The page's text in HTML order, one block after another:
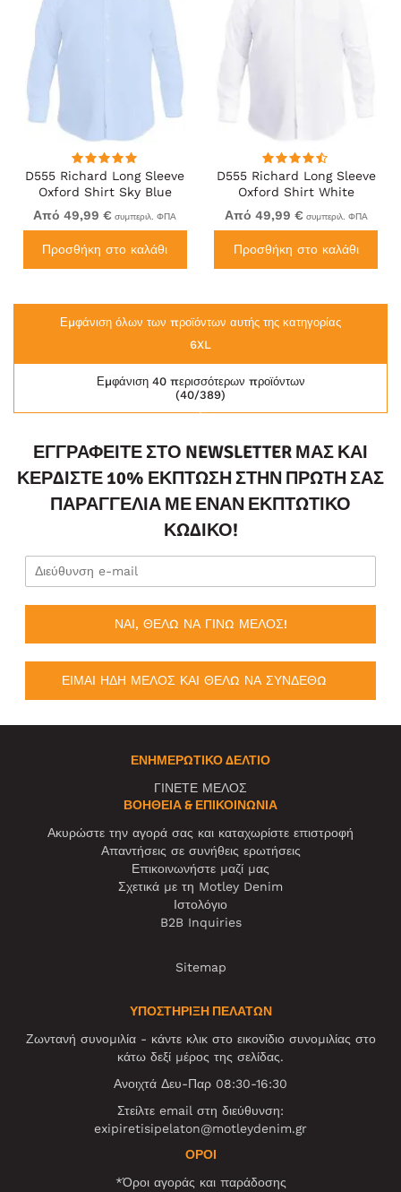
D555 Richard Long Sleeve
Oxford Shirt Sky Blue
Από 49,99 € συμπεριλ. ΦΠΑ
Προσθήκη στο καλάθι
D555 Richard Long Sleeve
Oxford Shirt White
Από 49,99 € συμπεριλ. ΦΠΑ
Προσθήκη στο καλάθι
Εμφάνιση όλων των προϊόντων αυτής της κατηγορίας
6XL
(40/389)
Εμφάνιση 40 περισσότερων προϊόντων
ΕΓΓΡΑΦΕΊΤΕ ΣΤΟ NEWSLETTER ΜΑΣ ΚΑΙ
ΚΕΡΔΊΣΤΕ 10% ΈΚΠΤΩΣΗ ΣΤΗΝ ΠΡΏΤΗ ΣΑΣ
ΠΑΡΑΓΓΕΛΊΑ ΜΕ ΈΝΑΝ ΕΚΠΤΩΤΙΚΌ
ΚΩΔΙΚΌ!
ΝΑΙ, ΘΕΛΩ ΝΑ ΓΙΝΩ ΜΕΛΟΣ!
ΕΙΜΑΙ ΗΔΗ ΜΕΛΟΣ ΚΑΙ ΘΕΛΩ ΝΑ ΣΥΝΔΕΘΩ
ΕΝΗΜΕΡΩΤΙΚΌ ΔΕΛΤΊΟ
ΓΙΝΕΤΕ ΜΕΛΟΣ
ΒΟΉΘΕΙΑ & ΕΠΙΚΟΙΝΩΝΊΑ
Ακυρώστε την αγορά σας και καταχωρίστε επιστροφή
Απαντήσεις σε συνήθεις ερωτήσεις
Επικοινωνήστε μαζί μας
Σχετικά με τη Motley Denim
Ιστολόγιο
B2B Inquiries
Sitemap
ΥΠΟΣΤΗΡΙΞΗ ΠΕΛΑΤΩΝ
Ζωντανή συνομιλία - κάντε κλικ στο εικονίδιο συνομιλίας στο
κάτω δεξί μέρος της σελίδας.
Ανοιχτά Δευ-Παρ 08:30-16:30
Στείλτε email στη διεύθυνση:
exipiretisipelaton@motleydenim.gr
ΌΡΟΙ
*Όροι αγοράς και παράδοσης